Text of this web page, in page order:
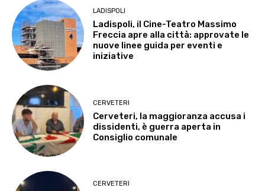
LADISPOLI
Ladispoli, il Cine-Teatro Massimo
Freccia apre alla città: approvate le
nuove linee guida per eventi e
iniziative
CERVETERI
Cerveteri, la maggioranza accusa i
dissidenti, è guerra aperta in
Consiglio comunale
CERVETERI